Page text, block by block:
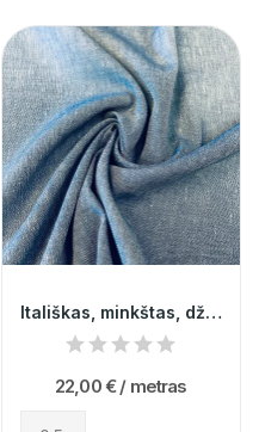
Itališkas, minkštas, džinso imitacijos linas su...
22,00 € / metras